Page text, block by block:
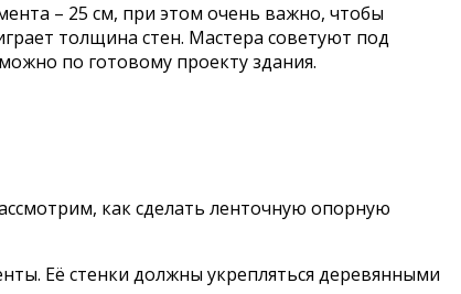
– 25 см, при этом очень важно, чтобы
толщина стен. Мастера советуют под
по готовому проекту здания.
как сделать ленточную опорную
Её стенки должны укрепляться деревянными